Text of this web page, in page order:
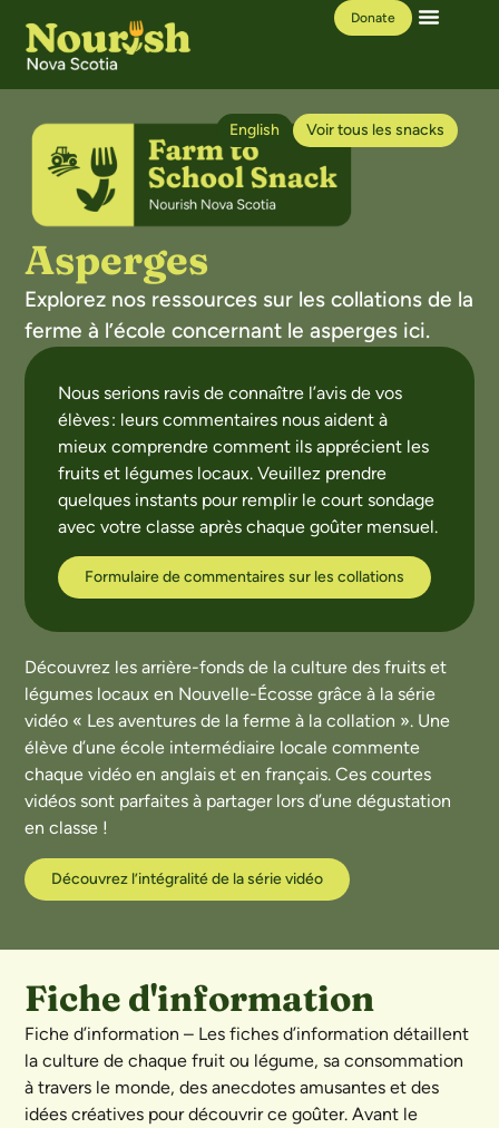
Donate
English Voir tous les snacks
Asperges
Explorez nos ressources sur les collations de la
ferme à l’école concernant le asperges ici.
Nous serions ravis de connaître l’avis de vos
élèves : leurs commentaires nous aident à
mieux comprendre comment ils apprécient les
fruits et légumes locaux. Veuillez prendre
quelques instants pour remplir le court sondage
avec votre classe après chaque goûter mensuel.
Formulaire de commentaires sur les collations
Découvrez les arrière-fonds de la culture des fruits et
légumes locaux en Nouvelle-Écosse grâce à la série
vidéo « Les aventures de la ferme à la collation ». Une
élève d’une école intermédiaire locale commente
chaque vidéo en anglais et en français. Ces courtes
vidéos sont parfaites à partager lors d’une dégustation
en classe !
Découvrez l’intégralité de la série vidéo
Fiche d'information
Fiche d’information – Les fiches d’information détaillent
la culture de chaque fruit ou légume, sa consommation
à travers le monde, des anecdotes amusantes et des
idées créatives pour découvrir ce goûter. Avant le